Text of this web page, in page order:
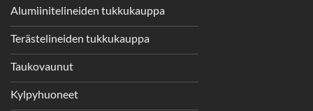
Alumiinitelineiden tukkukauppa
Terästelineiden tukkukauppa
Taukovaunut
Kylpyhuoneet